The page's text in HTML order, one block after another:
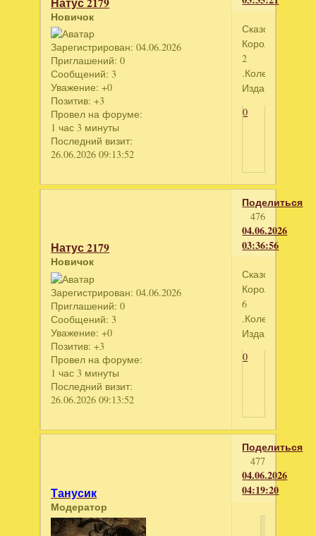
Новичок
Зарегистрирован: 04.06.2026
Приглашений: 0
Сообщений: 3
Уважение: +0
Позитив: +3
Провел на форуме:
1 час 3 минуты
Последний визит:
26.06.2026 09:13:52
Сказочное
Королевство
2
.Колекционное
Издание
0
Поделиться
476
04.06.2026
03:36:56
Натус 2179
Новичок
Зарегистрирован: 04.06.2026
Приглашений: 0
Сообщений: 3
Уважение: +0
Позитив: +3
Провел на форуме:
1 час 3 минуты
Последний визит:
26.06.2026 09:13:52
Сказочное
Королевство
6
.Колекционное
Издание
0
Поделиться
477
04.06.2026
04:19:20
Танусик
Модератор